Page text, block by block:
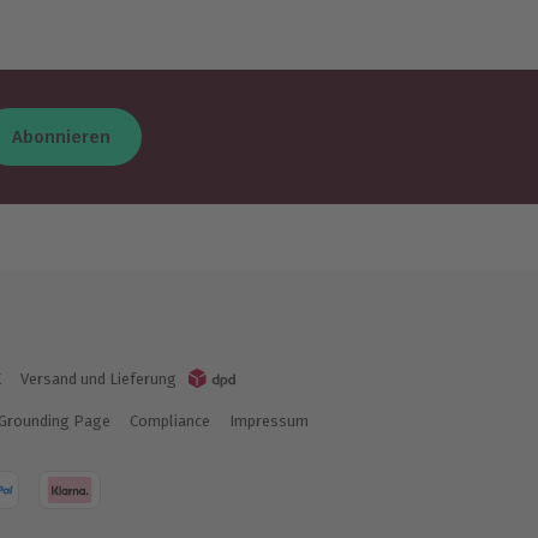
Abonnieren
Versand und Lieferung
Grounding Page Compliance Impressum